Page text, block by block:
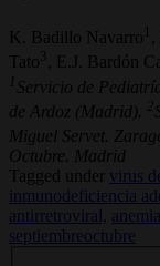
K. Badillo Navarro 1
Tato 3 , E.J. Bardón
1 Servicio de
de Ardoz (Madrid).
2
Miguel Servet.
Octubre. Madrid
Tagged under
virus
inmunodeficiencia
antirretroviral,
septiembreoctubre